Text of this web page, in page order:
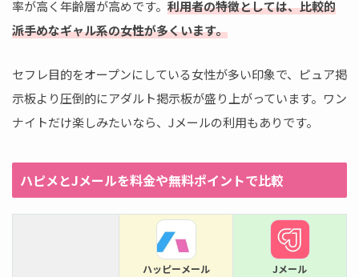
率が高く年齢層が高めです。 利用者の特徴としては、比較的
派手めなギャル系の女性が多くいます。
セフレ目的をオープンにしている女性が多い印象で、ピュア掲
示板より圧倒的にアダルト掲示板が盛り上がっています。ワン
ナイトだけ楽しみたいなら、Jメールの利用もありです。
ハピメとJメールを料金や無料ポイントで比較
ハッピーメール Jメール